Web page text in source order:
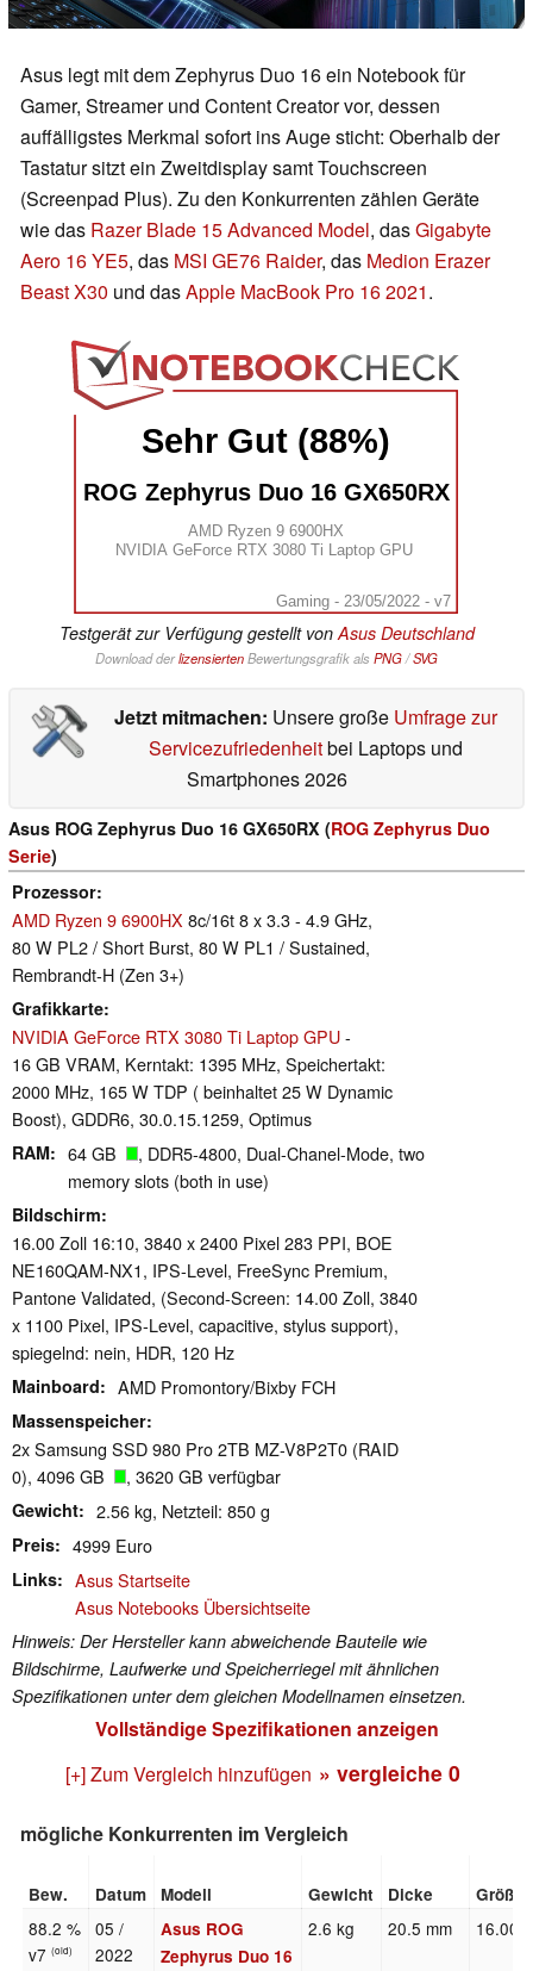
Asus legt mit dem Zephyrus Duo 16 ein Notebook für
Gamer, Streamer und Content Creator vor, dessen
auffälligstes Merkmal sofort ins Auge sticht: Oberhalb der
Tastatur sitzt ein Zweitdisplay samt Touchscreen
(Screenpad Plus). Zu den Konkurrenten zählen Geräte
wie das Razer Blade 15 Advanced Model, dasGigabyte
Aero 16 YE5, das MSI GE76 Raider, das Medion Erazer
Beast X30 und dasApple MacBook Pro 16 2021.
Sehr Gut (88%)
ROG Zephyrus Duo 16 GX650RX
AMD Ryzen 9 6900HX
NVIDIA GeForce RTX 3080 Ti Laptop GPU
Gaming - 23/05/2022 - v7
Testgerät zur Verfügung gestellt von Asus Deutschland
Download derlizensiertenBewertungsgrafik als PNG/SVG
Jetzt mitmachen: Unsere große Umfrage zur
Servicezufriedenheitbei Laptops und
Smartphones 2026
Asus ROG Zephyrus Duo 16 GX650RX (ROG Zephyrus Duo
Serie)
Prozessor
AMD Ryzen 9 6900HX 8c/16t 8 x 3.3 - 4.9 GHz,
80 W PL2 / Short Burst, 80 W PL1 / Sustained,
Rembrandt-H (Zen 3+)
Grafikkarte
NVIDIA GeForce RTX 3080 Ti Laptop GPU-
16 GB VRAM, Kerntakt: 1395 MHz, Speichertakt:
2000 MHz, 165 W TDP ( beinhaltet 25 W Dynamic
Boost), GDDR6, 30.0.15.1259, Optimus
RAM 64 GB
, DDR5-4800, Dual-Chanel-Mode, two
memory slots (both in use)
Bildschirm
16.00 Zoll 16:10, 3840 x 2400 Pixel 283 PPI, BOE
NE160QAM-NX1, IPS-Level, FreeSync Premium,
Pantone Validated, (Second-Screen: 14.00 Zoll, 3840
x 1100 Pixel, IPS-Level, capacitive, stylus support),
spiegelnd: nein, HDR, 120 Hz
Mainboard AMD Promontory/Bixby FCH
Massenspeicher
2x Samsung SSD 980 Pro 2TB MZ-V8P2T0 (RAID
0), 4096 GB
, 3620 GB verfügbar
Gewicht 2.56 kg, Netzteil: 850 g
Preis 4999 Euro
Links
Asus Startseite
Asus Notebooks Übersichtseite
Hinweis: Der Hersteller kann abweichende Bauteile wie
Bildschirme, Laufwerke und Speicherriegel mit ähnlichen
Spezifikationen unter dem gleichen Modellnamen einsetzen.
Vollständige Spezifikationen anzeigen
[+] Zum Vergleich hinzufügen » vergleiche 0
mögliche Konkurrenten im Vergleich
Bew. Datum Modell Gewicht Dicke Größe
88.2 %
v7(old)
05 /
2022
Asus ROG
Zephyrus Duo 16
2.6 kg 20.5 mm 16.00"